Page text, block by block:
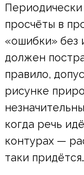
просчёты в
«ошибки» без
должен
правило,
рисунке
когда речь
контурах —
таки